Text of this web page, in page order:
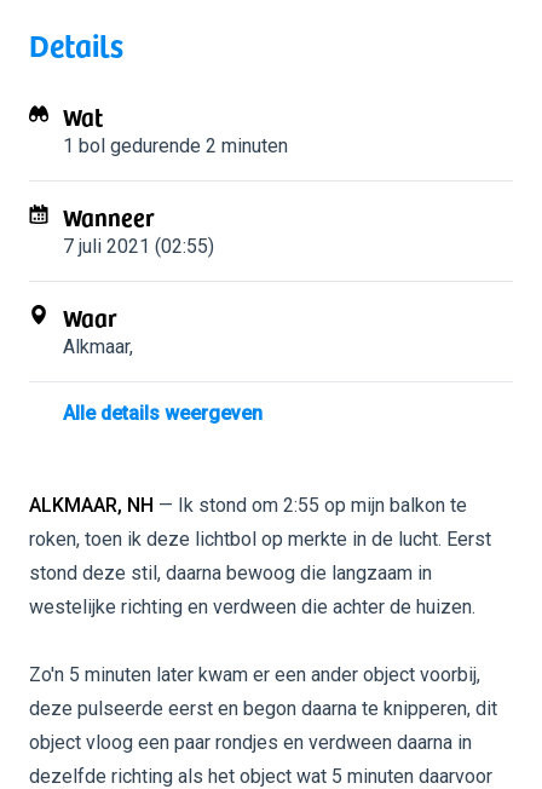
Details
Wat
1 bol gedurende 2 minuten
Wanneer
7 juli 2021 (02:55)
Waar
Alkmaar,
Alle details weergeven
ALKMAAR, NH — Ik stond om 2:55 op mijn balkon te
roken, toen ik deze lichtbol op merkte in de lucht. Eerst
stond deze stil, daarna bewoog die langzaam in
westelijke richting en verdween die achter de huizen.
Zo'n 5 minuten later kwam er een ander object voorbij,
deze pulseerde eerst en begon daarna te knipperen, dit
object vloog een paar rondjes en verdween daarna in
dezelfde richting als het object wat 5 minuten daarvoor